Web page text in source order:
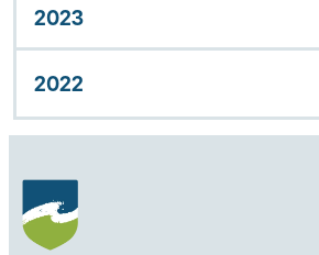
2023
2022